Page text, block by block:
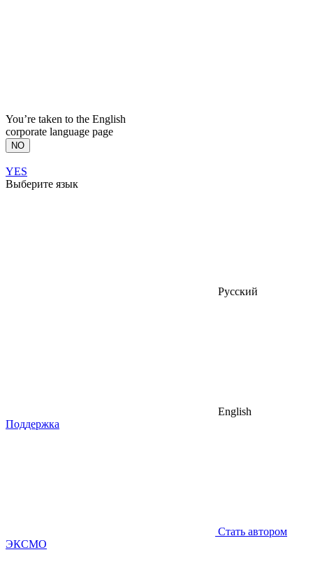
You’re taken to the English
corporate language page
NO
YES
Выберите язык
Русский
English
Поддержка
Стать автором
ЭКСМО